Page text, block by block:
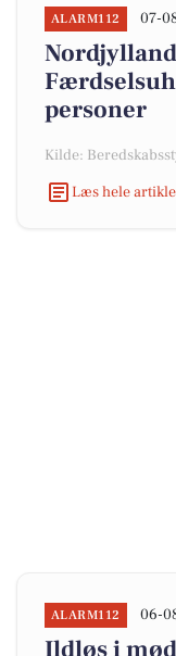
ALARM112 07-
personer
Kilde:
Læs hele
ALARM112 06-
Ildløs i